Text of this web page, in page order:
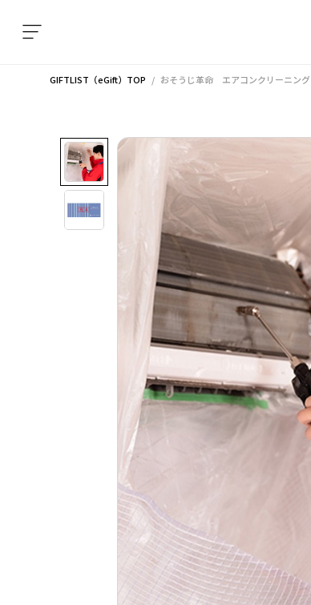
GIFTLIST（eGift）TOP おそうじ革命 エアコンクリーニング